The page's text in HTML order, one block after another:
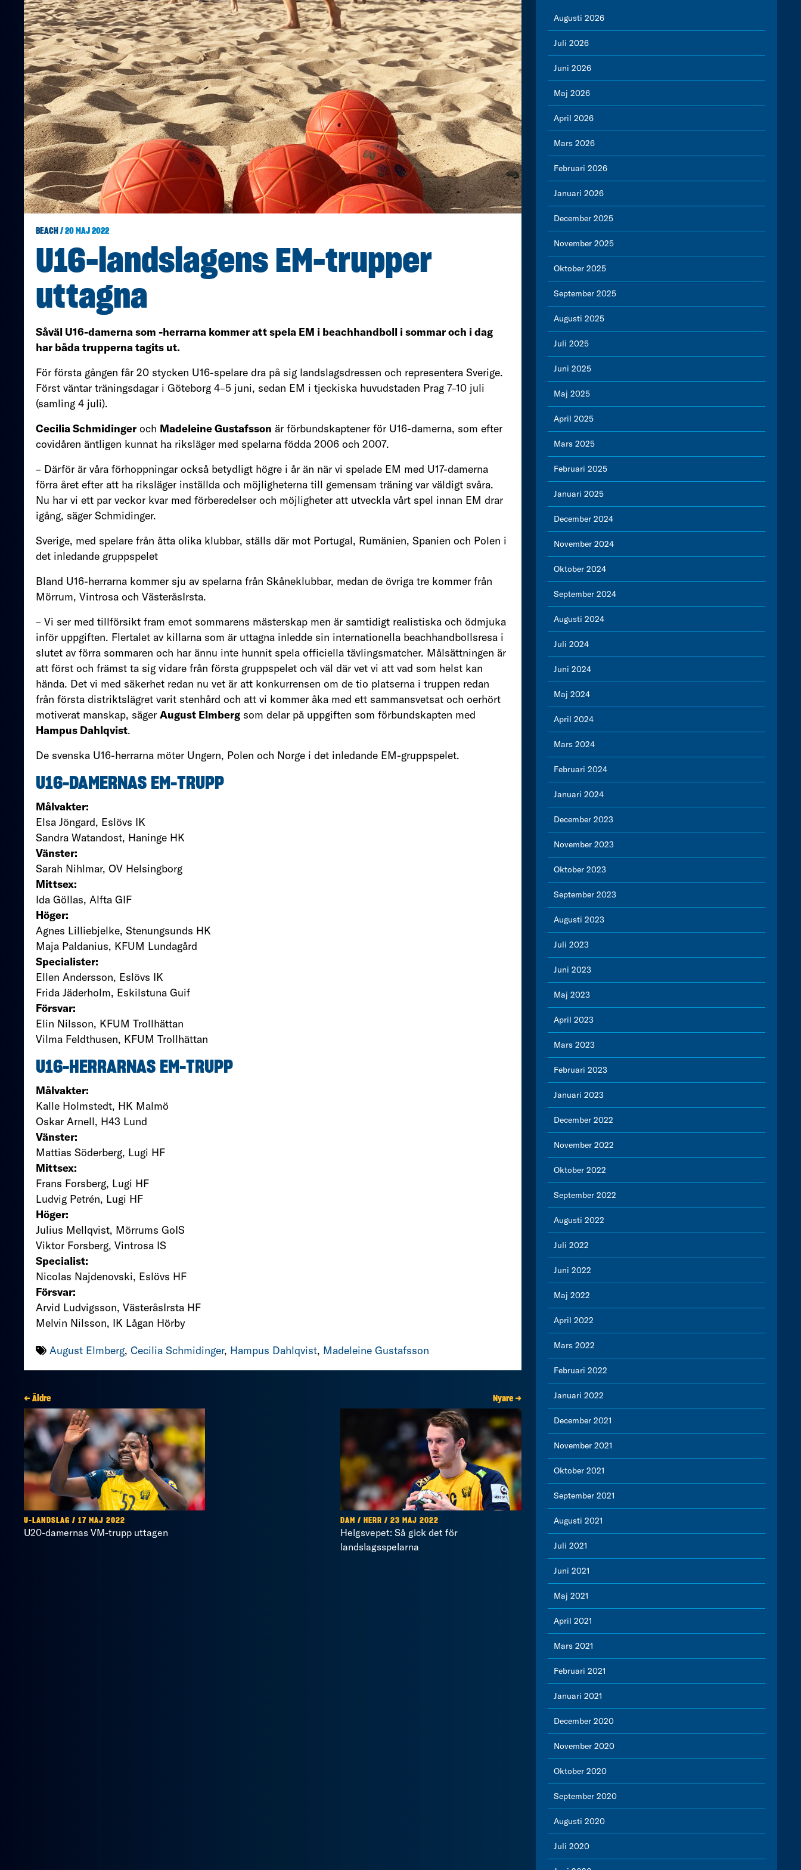
BEACH / 20 MAJ 2022
U16-landslagens EM-trupper
uttagna
Såväl U16-damerna som -herrarna kommer att spela EM i beachhandboll i sommar och i dag
har båda trupperna tagits ut.
För första gången får 20 stycken U16-spelare dra på sig landslagsdressen och representera Sverige.
Först väntar träningsdagar i Göteborg 4–5 juni, sedan EM i tjeckiska huvudstaden Prag 7–10 juli
(samling 4 juli).
Cecilia Schmidinger och Madeleine Gustafsson är förbundskaptener för U16-damerna, som efter
covidåren äntligen kunnat ha riksläger med spelarna födda 2006 och 2007.
– Därför är våra förhoppningar också betydligt högre i år än när vi spelade EM med U17-damerna
förra året efter att ha riksläger inställda och möjligheterna till gemensam träning var väldigt svåra.
Nu har vi ett par veckor kvar med förberedelser och möjligheter att utveckla vårt spel innan EM drar
igång, säger Schmidinger.
Sverige, med spelare från åtta olika klubbar, ställs där mot Portugal, Rumänien, Spanien och Polen i
det inledande gruppspelet
Bland U16-herrarna kommer sju av spelarna från Skåneklubbar, medan de övriga tre kommer från
Mörrum, Vintrosa och VästeråsIrsta.
– Vi ser med tillförsikt fram emot sommarens mästerskap men är samtidigt realistiska och ödmjuka
inför uppgiften. Flertalet av killarna som är uttagna inledde sin internationella beachhandbollsresa i
slutet av förra sommaren och har ännu inte hunnit spela officiella tävlingsmatcher. Målsättningen är
att först och främst ta sig vidare från första gruppspelet och väl där vet vi att vad som helst kan
hända. Det vi med säkerhet redan nu vet är att konkurrensen om de tio platserna i truppen redan
från första distriktslägret varit stenhård och att vi kommer åka med ett sammansvetsat och oerhört
motiverat manskap, säger August Elmberg som delar på uppgiften som förbundskapten med
Hampus Dahlqvist.
De svenska U16-herrarna möter Ungern, Polen och Norge i det inledande EM-gruppspelet.
U16-DAMERNAS EM-TRUPP
Målvakter:
Elsa Jöngard, Eslövs IK
Sandra Watandost, Haninge HK
Vänster:
Sarah Nihlmar, OV Helsingborg
Mittsex:
Ida Göllas, Alfta GIF
Höger:
Agnes Lilliebjelke, Stenungsunds HK
Maja Paldanius, KFUM Lundagård
Specialister:
Ellen Andersson, Eslövs IK
Frida Jäderholm, Eskilstuna Guif
Försvar:
Elin Nilsson, KFUM Trollhättan
Vilma Feldthusen, KFUM Trollhättan
U16-HERRARNAS EM-TRUPP
Målvakter:
Kalle Holmstedt, HK Malmö
Oskar Arnell, H43 Lund
Vänster:
Mattias Söderberg, Lugi HF
Mittsex:
Frans Forsberg, Lugi HF
Ludvig Petrén, Lugi HF
Höger:
Julius Mellqvist, Mörrums GoIS
Viktor Forsberg, Vintrosa IS
Specialist:
Nicolas Najdenovski, Eslövs HF
Försvar:
Arvid Ludvigsson, VästeråsIrsta HF
Melvin Nilsson, IK Lågan Hörby
August Elmberg, Cecilia Schmidinger, Hampus Dahlqvist, Madeleine Gustafsson
← Äldre
U-LANDSLAG / 17 MAJ 2022
U20-damernas VM-trupp uttagen
Nyare →
DAM / HERR / 23 MAJ 2022
Helgsvepet: Så gick det för
landslagsspelarna
Augusti 2026
Juli 2026
Juni 2026
Maj 2026
April 2026
Mars 2026
Februari 2026
Januari 2026
December 2025
November 2025
Oktober 2025
September 2025
Augusti 2025
Juli 2025
Juni 2025
Maj 2025
April 2025
Mars 2025
Februari 2025
Januari 2025
December 2024
November 2024
Oktober 2024
September 2024
Augusti 2024
Juli 2024
Juni 2024
Maj 2024
April 2024
Mars 2024
Februari 2024
Januari 2024
December 2023
November 2023
Oktober 2023
September 2023
Augusti 2023
Juli 2023
Juni 2023
Maj 2023
April 2023
Mars 2023
Februari 2023
Januari 2023
December 2022
November 2022
Oktober 2022
September 2022
Augusti 2022
Juli 2022
Juni 2022
Maj 2022
April 2022
Mars 2022
Februari 2022
Januari 2022
December 2021
November 2021
Oktober 2021
September 2021
Augusti 2021
Juli 2021
Juni 2021
Maj 2021
April 2021
Mars 2021
Februari 2021
Januari 2021
December 2020
November 2020
Oktober 2020
September 2020
Augusti 2020
Juli 2020